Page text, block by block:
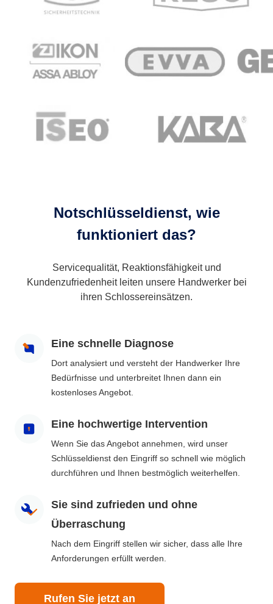
Notschlüsseldienst, wie
funktioniert das?
Servicequalität, Reaktionsfähigkeit und
Kundenzufriedenheit leiten unsere Handwerker bei
ihren Schlossereinsätzen.
Eine schnelle Diagnose
Dort analysiert und versteht der Handwerker Ihre
Bedürfnisse und unterbreitet Ihnen dann ein
kostenloses Angebot.
Eine hochwertige Intervention
Wenn Sie das Angebot annehmen, wird unser
Schlüsseldienst den Eingriff so schnell wie möglich
durchführen und Ihnen bestmöglich weiterhelfen.
Sie sind zufrieden und ohne
Überraschung
Nach dem Eingriff stellen wir sicher, dass alle Ihre
Anforderungen erfüllt werden.
Rufen Sie jetzt an